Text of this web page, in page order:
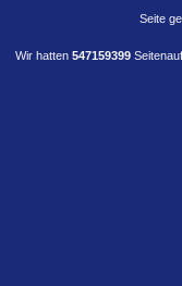
Seite
Wir hatten 547159399